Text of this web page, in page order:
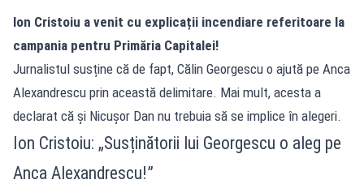
Ion Cristoiu a venit cu explicații incendiare referitoare la
campania pentru Primăria Capitalei!
Jurnalistul susține că de fapt, Călin Georgescu o ajută pe Anca
Alexandrescu prin această delimitare. Mai mult, acesta a
declarat că și Nicușor Dan nu trebuia să se implice în alegeri.
Ion Cristoiu: „Susținătorii lui Georgescu o aleg pe
Anca Alexandrescu!”